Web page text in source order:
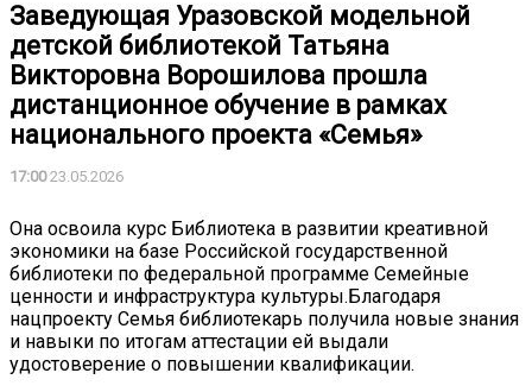
Заведующая Уразовской модельной
детской библиотекой Татьяна
Викторовна Ворошилова прошла
дистанционное обучение в рамках
национального проекта «Семья»
17:0023.05.2026
Она освоила курс Библиотека в развитии креативной
экономики на базе Российской государственной
библиотеки по федеральной программе Семейные
ценности и инфраструктура культуры.Благодаря
нацпроекту Семья библиотекарь получила новые знания
и навыки по итогам аттестации ей выдали
удостоверение о повышении квалификации.